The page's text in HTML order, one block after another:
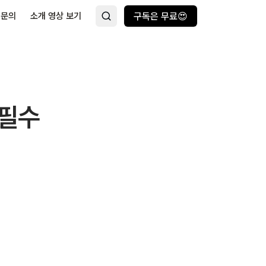
의 소개 영상 보기 구독은 무료😍
수